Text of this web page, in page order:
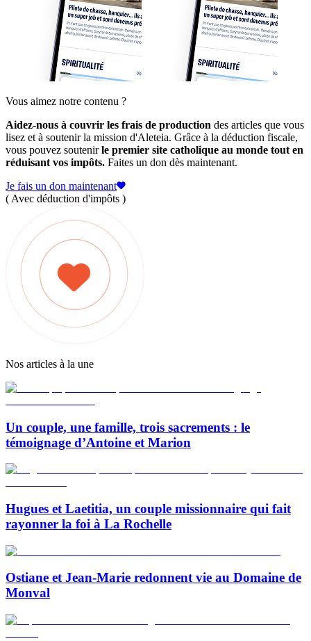
Vous aimez notre contenu ?
Aidez-nous à couvrir les frais de production des articles que vous
lisez et à soutenir la mission d'Aleteia. Grâce à la déduction fiscale,
vous pouvez soutenirle premier site catholique au monde tout en
réduisant vos impôts. Faites un don dès maintenant.
Je fais un don maintenant
( Avec déduction d'impôts )
Nos articles à la une
Un couple, une famille, trois sacrements : le
témoignage d’Antoine et Marion
Hugues et Laetitia, un couple missionnaire qui fait
rayonner la foi à La Rochelle
Ostiane et Jean-Marie redonnent vie au Domaine de
Monval